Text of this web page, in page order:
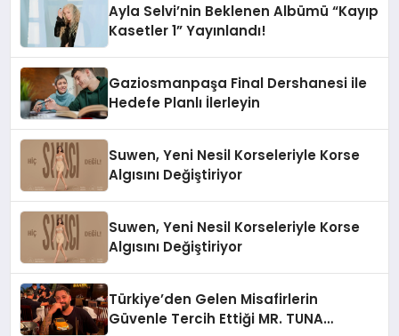
Ayla Selvi’nin Beklenen Albümü “Kayıp
Kasetler 1” Yayınlandı!
Gaziosmanpaşa Final Dershanesi ile
Hedefe Planlı İlerleyin
Suwen, Yeni Nesil Korseleriyle Korse
Algısını Değiştiriyor
Suwen, Yeni Nesil Korseleriyle Korse
Algısını Değiştiriyor
Türkiye’den Gelen Misafirlerin
Güvenle Tercih Ettiği MR. TUNA